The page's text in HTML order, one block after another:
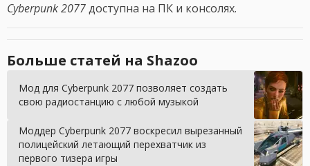
Cyberpunk 2077доступна на ПК и консолях.
Больше статей на Shazoo
Мод для Cyberpunk 2077 позволяет создать
свою радиостанцию с любой музыкой
Моддер Cyberpunk 2077 воскресил вырезанный
полицейский летающий перехватчик из
первого тизера игры